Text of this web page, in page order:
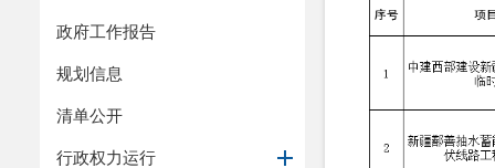
政府工作报告
规划信息
清单公开
行政权力运行